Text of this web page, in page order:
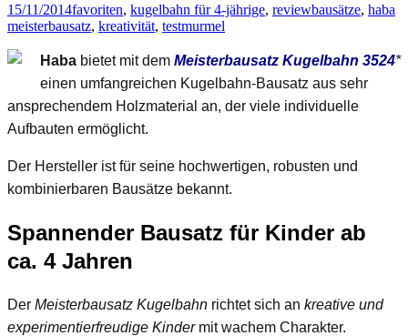
15/11/2014favoriten, kugelbahn für 4-jährige, reviewbausätze, haba
meisterbausatz, kreativität, testmurmel
Haba bietet mit dem Meisterbausatz Kugelbahn 3524*
einen umfangreichen Kugelbahn-Bausatz aus sehr
ansprechendem Holzmaterial an, der viele individuelle
Aufbauten ermöglicht.
Der Hersteller ist für seine hochwertigen, robusten und
kombinierbaren Bausätze bekannt.
Spannender Bausatz für Kinder ab
ca. 4 Jahren
Der Meisterbausatz Kugelbahn richtet sich an kreative und
experimentierfreudige Kindermit wachem Charakter.